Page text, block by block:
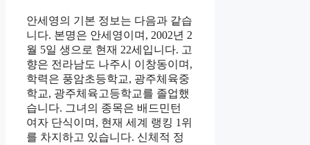
안세영의 기본 정보는 다음과 같습
니다. 본명은 안세영이며, 2002년 2
월 5일 생으로 현재 22세입니다. 고
향은 전라남도 나주시 이창동이며,
학력은 풍암초등학교, 광주체육중
학교, 광주체육고등학교를 졸업했
습니다. 그녀의 종목은 배드민턴
여자 단식이며, 현재 세계 랭킹 1위
를 차지하고 있습니다. 신체적 정